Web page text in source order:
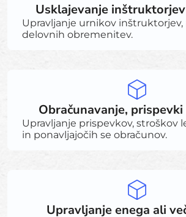
Usklajevanje
Upravljanje urnikov inštruktorjev,
delovnih obremenitev.
Obračunavanje,
Upravljanje prispevkov, stroškov
in ponavljajočih se obračunov.
Upravljanje enega ali